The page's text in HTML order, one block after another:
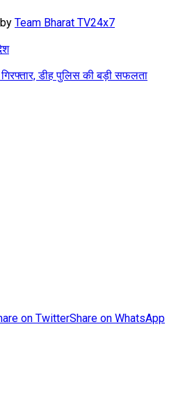
by Team Bharat TV24x7
on TwitterShare on WhatsApp